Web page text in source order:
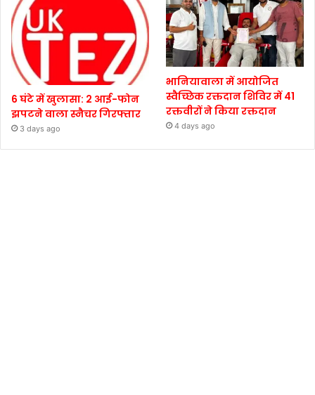
6 घंटे में खुलासा: 2 आई-फोन
झपटने वाला स्नैचर गिरफ्तार
3 days ago
भानियावाला में आयोजित
स्वैच्छिक रक्तदान शिविर में 41
रक्तवीरों ने किया रक्तदान
4 days ago